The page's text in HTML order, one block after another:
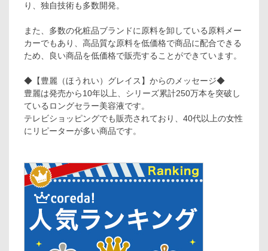
り、独自技術も多数開発。
また、多数の化粧品ブランドに原料を卸している原料メー
カーでもあり、高品質な原料を低価格で商品に配合できる
ため、良い商品を低価格で販売することができています。
◆【豊麗（ほうれい）グレイス】からのメッセージ◆
豊麗は発売から10年以上、シリーズ累計250万本を突破し
ているロングセラー美容液です。
テレビショッピングでも販売されており、40代以上の女性
にリピーターが多い商品です。